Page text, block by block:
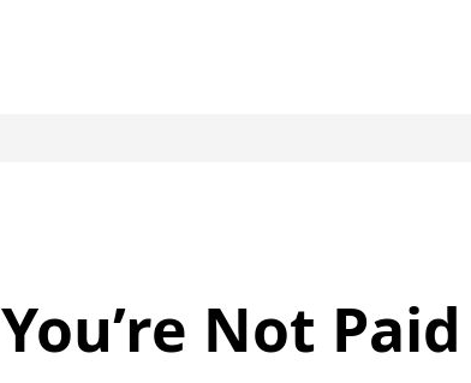
You’re Not